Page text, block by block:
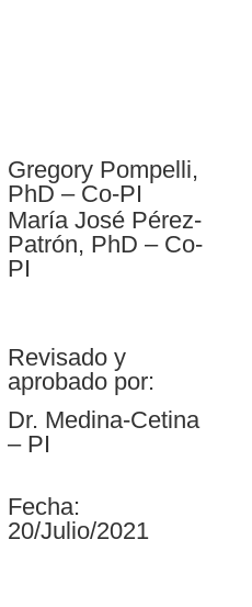
Gregory Pompelli,
PhD – Co-PI
María José Pérez-
Patrón, PhD – Co-
PI
Revisado y
aprobado por:
Dr. Medina-Cetina
– PI
Fecha:
20/Julio/2021